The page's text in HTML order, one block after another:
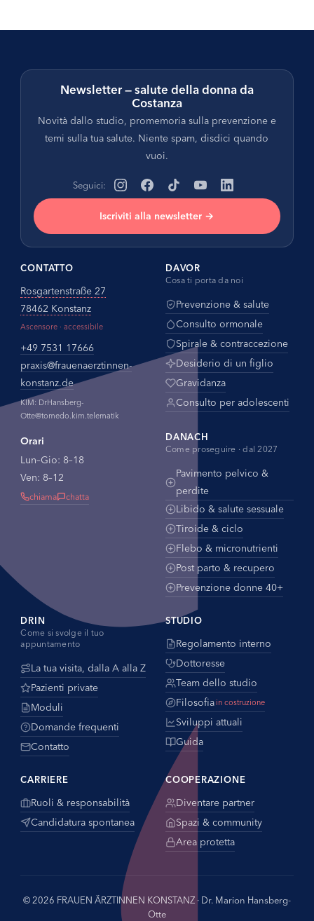
Newsletter — salute della donna da
Costanza
Novità dallo studio, promemoria sulla prevenzione e
temi sulla tua salute. Niente spam, disdici quando
vuoi.
Seguici:
Iscriviti alla newsletter →
CONTATTO
Rosgartenstraße 27
78462 Konstanz
Ascensore · accessibile
+49 7531 17666
praxis@frauenaerztinnen-
konstanz.de
KIM: DrHansberg-
Otte@tomedo.kim.telematik
Orari
Lun–Gio: 8–18
Ven: 8–12
chiama chatta
DAVOR
Cosa ti porta da noi
Prevenzione & salute
Consulto ormonale
Spirale & contraccezione
Desiderio di un figlio
Gravidanza
Consulto per adolescenti
DANACH
Come proseguire · dal 2027
Pavimento pelvico &
perdite
Libido & salute sessuale
Tiroide & ciclo
Flebo & micronutrienti
Post parto & recupero
Prevenzione donne 40+
DRIN
Come si svolge il tuo
appuntamento
La tua visita, dalla A alla Z
Pazienti private
Moduli
Domande frequenti
Contatto
STUDIO
Regolamento interno
Dottoresse
Team dello studio
Filosofia in costruzione
Sviluppi attuali
Guida
CARRIERE
Ruoli & responsabilità
Candidatura spontanea
COOPERAZIONE
Diventare partner
Spazi & community
Area protetta
© 2026 FRAUEN ÄRZTINNEN KONSTANZ · Dr. Marion Hansberg-
Otte